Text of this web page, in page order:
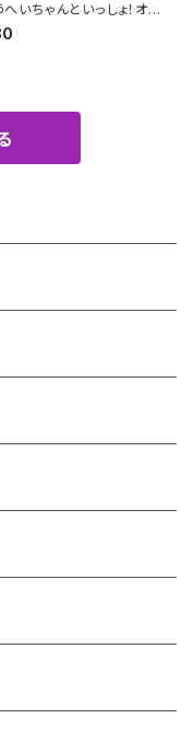
へいちゃんといっしょ！オリ
ステッカー（長江崚行）